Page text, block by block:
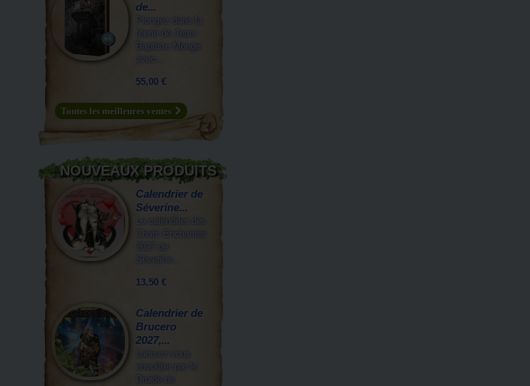
de...
Plongez dans la
féerie de Jean-
Baptiste Monge
avec...
55,00 €
Toutes les meilleures ventes
NOUVEAUX PRODUITS
Calendrier de
Séverine...
Le calendrier des
Chats Enchantés
2027 de
Séverine...
13,50 €
Calendrier de
Brucero
2027,...
Laissez-vous
envoûter par le
Druide de